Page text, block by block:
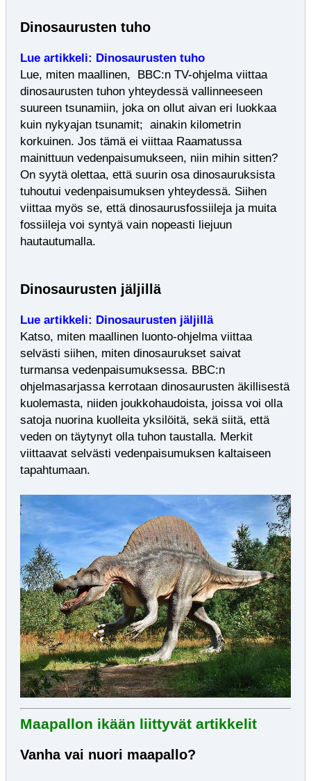
Dinosaurusten tuho
Lue artikkeli: Dinosaurusten tuho
Lue, miten maallinen, BBC:n TV-ohjelma viittaa
dinosaurusten tuhon yhteydessä vallinneeseen
suureen tsunamiin, joka on ollut aivan eri luokkaa
kuin nykyajan tsunamit; ainakin kilometrin
korkuinen. Jos tämä ei viittaa Raamatussa
mainittuun vedenpaisumukseen, niin mihin sitten?
On syytä olettaa, että suurin osa dinosauruksista
tuhoutui vedenpaisumuksen yhteydessä. Siihen
viittaa myös se, että dinosaurusfossiileja ja muita
fossiileja voi syntyä vain nopeasti liejuun
hautautumalla.
Dinosaurusten jäljillä
Lue artikkeli: Dinosaurusten jäljillä
Katso, miten maallinen luonto-ohjelma viittaa
selvästi siihen, miten dinosaurukset saivat
turmansa vedenpaisumuksessa. BBC:n
ohjelmasarjassa kerrotaan dinosaurusten äkillisestä
kuolemasta, niiden joukkohaudoista, joissa voi olla
satoja nuorina kuolleita yksilöitä, sekä siitä, että
veden on täytynyt olla tuhon taustalla. Merkit
viittaavat selvästi vedenpaisumuksen kaltaiseen
tapahtumaan.
Maapallon ikään liittyvät artikkelit
Vanha vai nuori maapallo?